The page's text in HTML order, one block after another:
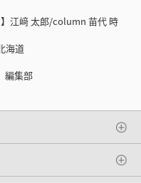
】江﨑 太郎/column 苗代 時
海道
編集部